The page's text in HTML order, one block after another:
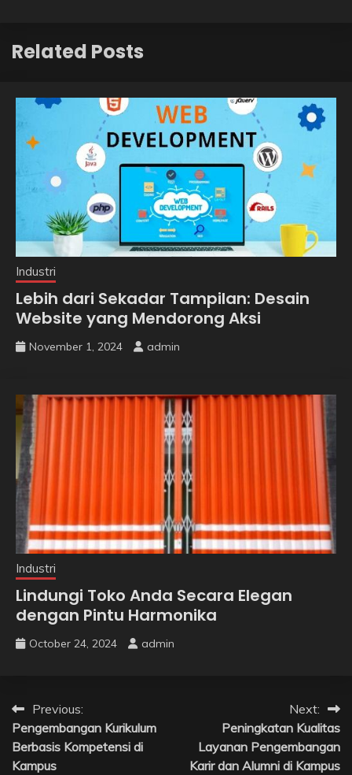
Related Posts
Industri
Lebih dari Sekadar Tampilan: Desain
Website yang Mendorong Aksi
November 1, 2024 admin
Industri
Lindungi Toko Anda Secara Elegan
dengan Pintu Harmonika
October 24, 2024 admin
Post
navigation
Previous:
Pengembangan Kurikulum
Berbasis Kompetensi di
Kampus
Next:
Peningkatan Kualitas
Layanan Pengembangan
Karir dan Alumni di Kampus